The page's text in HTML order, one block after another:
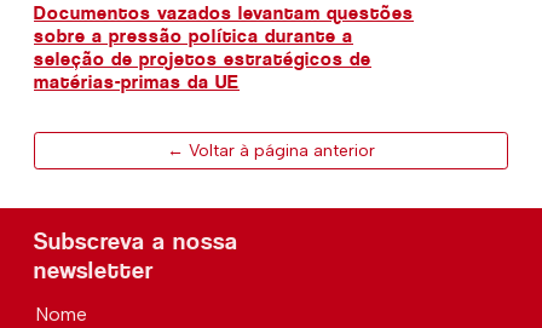
Documentos vazados levantam questões
sobre a pressão política durante a
seleção de projetos estratégicos de
matérias-primas da UE
← Voltar à página anterior
Subscreva a nossa
newsletter
Nome